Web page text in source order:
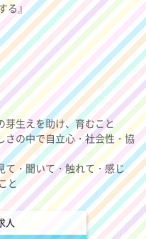
る』
芽生えを助け、育むこと
さの中で自立心・社会性・協
て・聞いて・触れて・感じ
と
人